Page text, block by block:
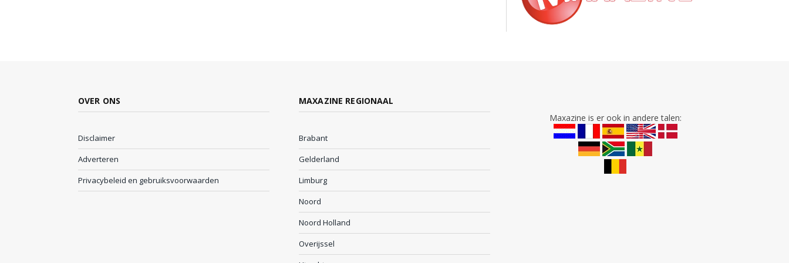
OVER ONS
Disclaimer
Adverteren
Privacybeleid en gebruiksvoorwaarden
MAXAZINE REGIONAAL
Brabant
Gelderland
Limburg
Noord
Noord Holland
Overijssel
Maxazine is er ook in andere talen: